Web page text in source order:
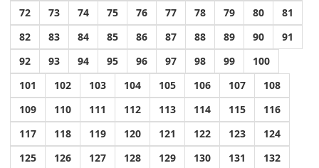
72
73 74 75 76 77 78 79 80
81
82
83 84 85 86 87 88 89 90
91
92
93 94 95 96 97 98 99
100
101
102 103 104 105 106 107
108
109
110 111 112 113 114 115
116
117
118 119 120 121 122 123
124
125
126 127 128 129 130 131
132